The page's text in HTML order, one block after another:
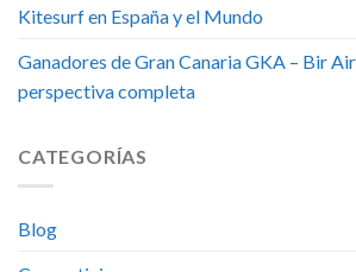
Kitesurf en España y el Mundo
Ganadores de Gran Canaria GKA – Bir
perspectiva completa
CATEGORÍAS
Blog